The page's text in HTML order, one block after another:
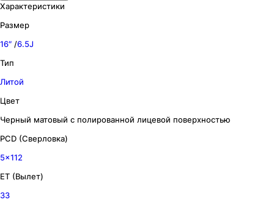
Характеристики
Размер
16″ /6.5J
Тип
Литой
Цвет
Черный матовый с полированной лицевой поверхностью
PCD (Сверловка)
5x112
ET (Вылет)
33